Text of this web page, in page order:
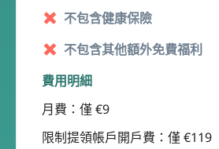
不包含健康保險
不包含其他額外免費福利
費用明細
月費：僅 €9
限制提領帳戶開戶費：僅 €119